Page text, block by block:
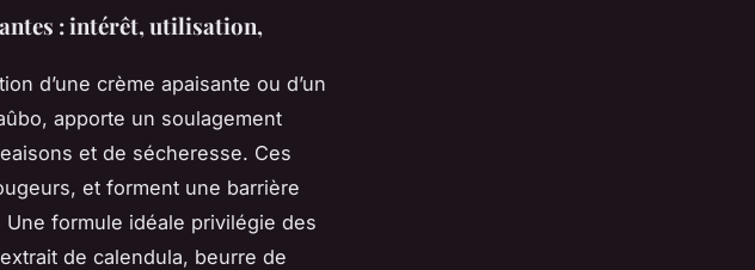
: intérêt, utilisation,
d’une crème apaisante ou d’un
apporte un soulagement
et de sécheresse. Ces
et forment une barrière
formule idéale privilégie des
de calendula, beurre de